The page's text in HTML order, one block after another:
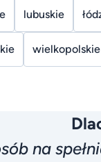
lubuskie
wielkopolskie
na